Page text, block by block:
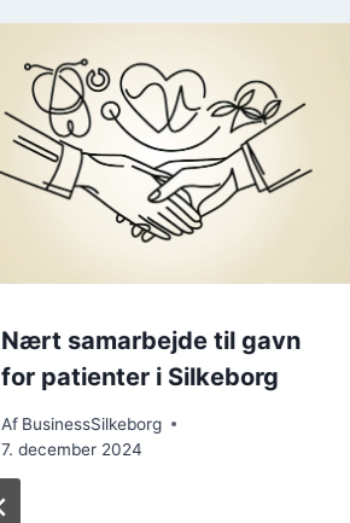
Nært samarbejde til gavn
for patienter i Silkeborg
Af BusinessSilkeborg
7. december 2024